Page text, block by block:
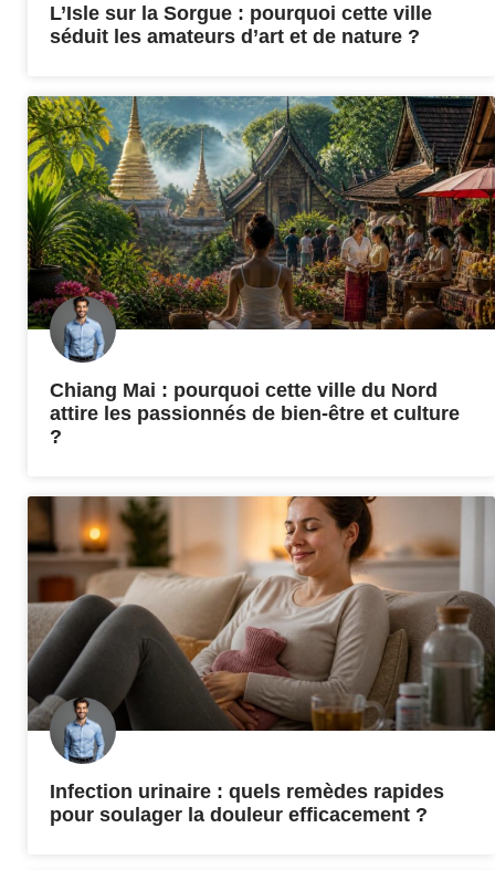
L’Isle sur la Sorgue : pourquoi cette ville
séduit les amateurs d’art et de nature ?
Chiang Mai : pourquoi cette ville du Nord
attire les passionnés de bien-être et culture
?
Infection urinaire : quels remèdes rapides
pour soulager la douleur efficacement ?